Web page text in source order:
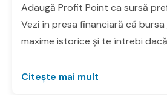
Adaugă Profit Point ca sursă
Vezi în presa financiară că
maxime istorice și te întrebi
Citește mai mult